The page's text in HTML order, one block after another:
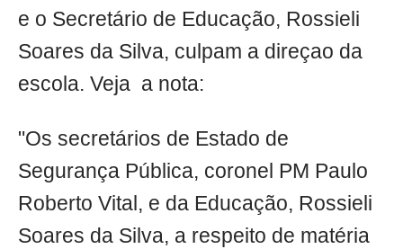
e o Secretário de Educação, Rossieli
Soares da Silva, culpam a direçao da
escola. Veja a nota:
"Os secretários de Estado de
Segurança Pública, coronel PM Paulo
Roberto Vital, e da Educação, Rossieli
Soares da Silva, a respeito de matéria